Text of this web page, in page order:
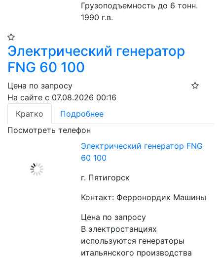
Грузоподъемность до 6 тонн.
1990 г.в.
Электрический генератор
FNG 60 100
Цена по запросу
На сайте с 07.08.2026 00:16
Кратко
Подробнее
Посмотреть телефон
Электрический генератор FNG
60 100
г. Пятигорск
Контакт: Ферронордик Машины
Цена по запросу
В электростанциях
используются генераторы
итальянского производства